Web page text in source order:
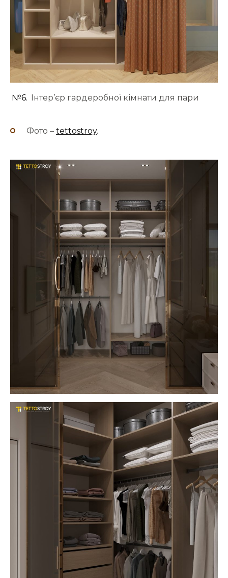
№6. Інтер’єр гардеробної кімнати для пари
Фото – tettostroy.